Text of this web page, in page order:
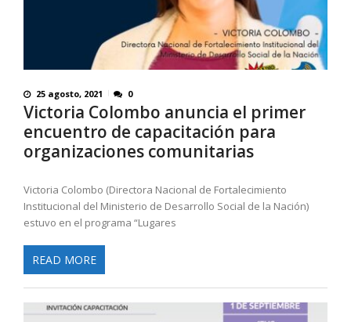
25 agosto, 2021 0
Victoria Colombo anuncia el primer
encuentro de capacitación para
organizaciones comunitarias
Victoria Colombo (Directora Nacional de Fortalecimiento
Institucional del Ministerio de Desarrollo Social de la Nación)
estuvo en el programa “Lugares
READ MORE